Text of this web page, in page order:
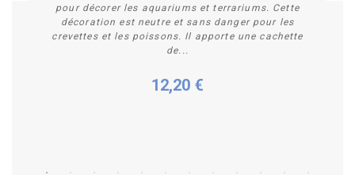
Acheter
pour décorer les aquariums et terrariums. Cette
décoration est neutre et sans danger pour les
crevettes et les poissons. Il apporte une cachette
de...
12,20 €